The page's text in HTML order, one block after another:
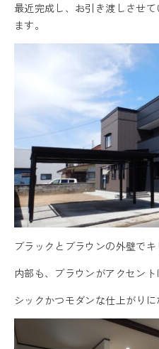
最近完成し、お引き渡しさせ
ます。
ブラックとブラウンの外壁でキ
内部も、ブラウンがアクセント
シックかつモダンな仕上がりに